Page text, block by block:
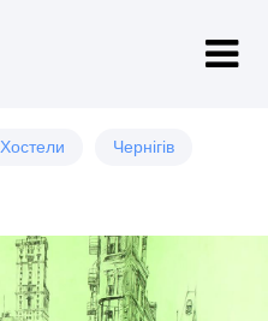
Хостели Чернігів